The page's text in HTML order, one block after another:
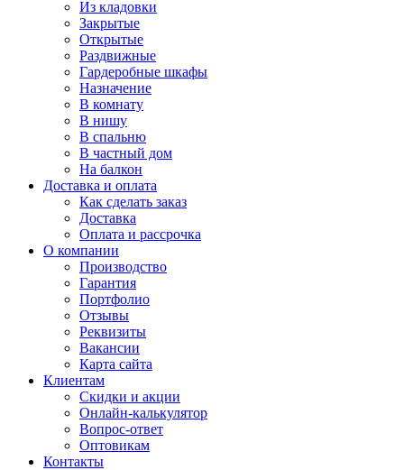
Из кладовки
Закрытые
Открытые
Раздвижные
Гардеробные шкафы
Назначение
В комнату
В нишу
В спальню
В частный дом
На балкон
Доставка и оплата
Как сделать заказ
Доставка
Оплата и рассрочка
О компании
Производство
Гарантия
Портфолио
Отзывы
Реквизиты
Вакансии
Карта сайта
Клиентам
Скидки и акции
Онлайн-калькулятор
Вопрос-ответ
Оптовикам
Контакты